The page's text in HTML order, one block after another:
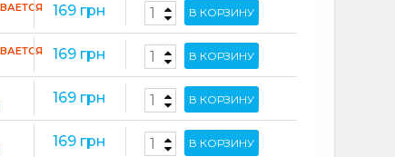
169 грн В КОРЗИНУ
169 грн В КОРЗИНУ
169 грн В КОРЗИНУ
169 грн В КОРЗИНУ